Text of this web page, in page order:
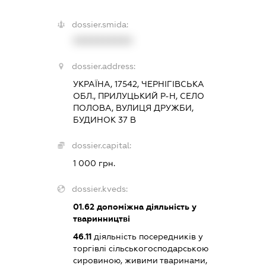
dossier.smida:
dossier.address:
УКРАЇНА, 17542, ЧЕРНІГІВСЬКА
ОБЛ., ПРИЛУЦЬКИЙ Р-Н, СЕЛО
ПОЛОВА, ВУЛИЦЯ ДРУЖБИ,
БУДИНОК 37 В
dossier.capital:
1 000 грн.
dossier.kveds:
01.62допоміжна діяльність у
тваринництві
46.11діяльність посередників у
торгівлі сільськогосподарською
сировиною, живими тваринами,